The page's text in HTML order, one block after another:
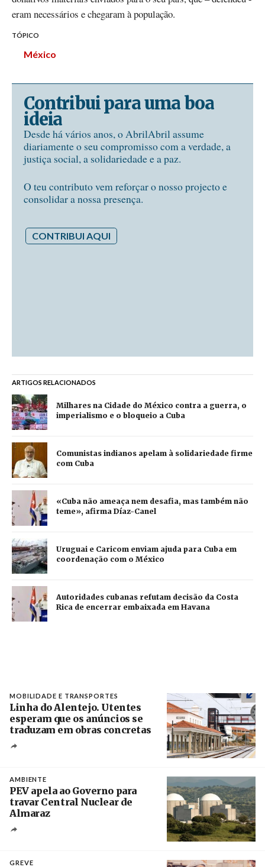
eram necessários e chegaram à população.
TÓPICO
México
Contribui para uma boa
ideia
Desde há vários anos, o AbrilAbril assume
diariamente o seu compromisso com a verdade, a
justiça social, a solidariedade e a paz.
O teu contributo vem reforçar o nosso projecto e
consolidar a nossa presença.
CONTRIBUI AQUI
ARTIGOS RELACIONADOS
Milhares na Cidade do México contra a guerra, o
imperialismo e o bloqueio a Cuba
Comunistas indianos apelam à solidariedade firme
com Cuba
«Cuba não ameaça nem desafia, mas também não
teme», afirma Díaz-Canel
Uruguai e Caricom enviam ajuda para Cuba em
coordenação com o México
Autoridades cubanas refutam decisão da Costa
Rica de encerrar embaixada em Havana
MOBILIDADE E TRANSPORTES
Linha do Alentejo. Utentes
esperam que os anúncios se
traduzam em obras concretas
AMBIENTE
PEV apela ao Governo para
travar Central Nuclear de
Almaraz
GREVE